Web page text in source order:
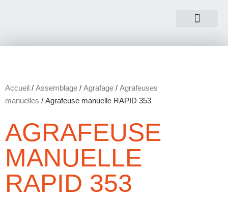
Accueil / Assemblage / Agrafage / Agrafeuses
manuelles / Agrafeuse manuelle RAPID 353
AGRAFEUSE
MANUELLE
RAPID 353